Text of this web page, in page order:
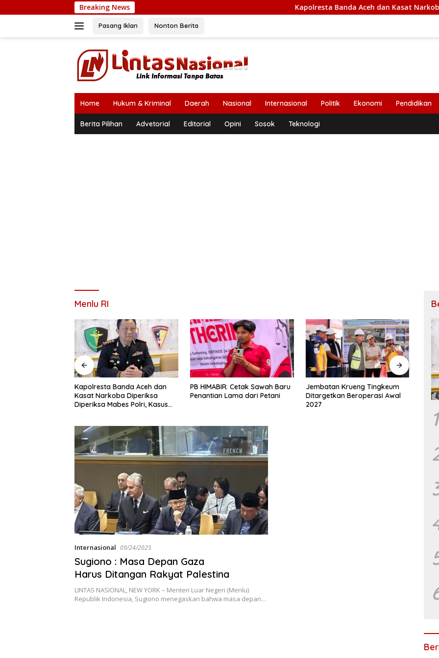
ke
Breaking News Kapolresta Banda Aceh dan Kasat Narkoba
Pasang Iklan Nonton Berita
Home Hukum & Kriminal Daerah Nasional Internasional Politik Ekonomi Pendidikan
Berita Pilihan Advetorial Editorial Opini Sosok Teknologi
Menlu RI
PB HIMABIR: Cetak Sawah Baru
Penantian Lama dari Petani
Jembatan Krueng Tingkeum
Ditargetkan Beroperasi Awal
Bupati Mukhlis: Tiga Jembatan
Putus di Bireuen Segera
Dibangun, Anggaran Capai 500
Internasional 09/24/2025
Sugiono : Masa Depan Gaza
Harus Ditangan Rakyat Palestina
LINTAS NASIONAL, NEW YORK – Menteri Luar Negeri (Menlu)
Republik Indonesia, Sugiono menegaskan bahwa masa depan…
1